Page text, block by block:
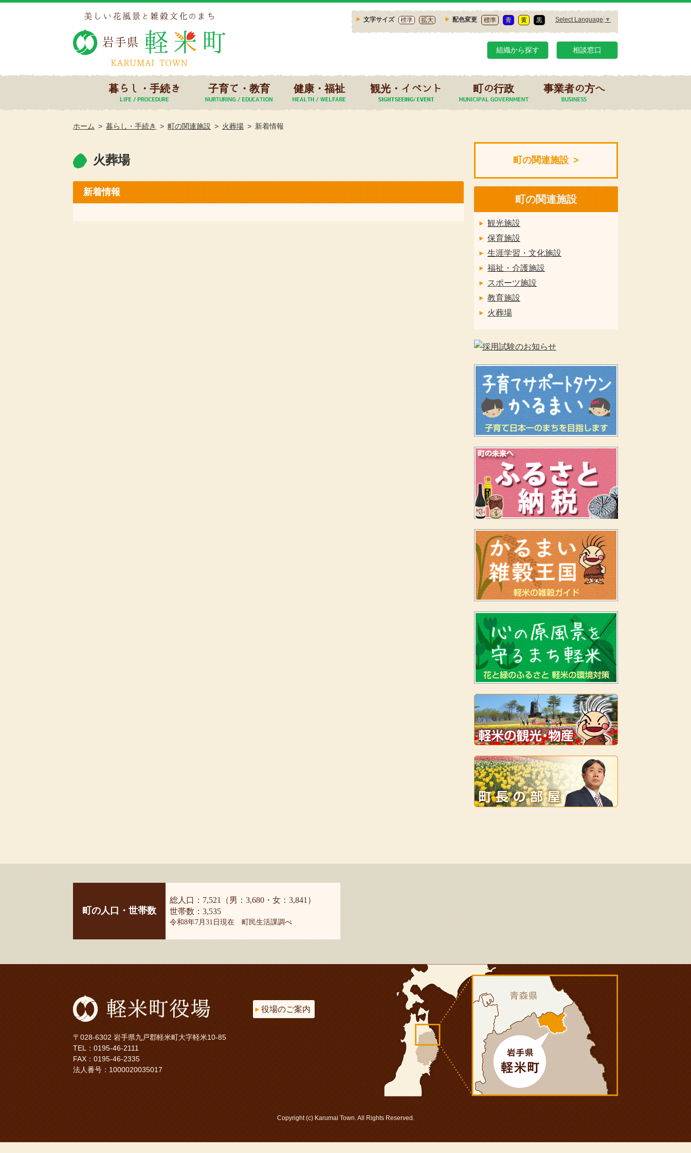
文字サイズ 標準 拡大 配色変更 標準 青 黄 黒 Select Language ▼
組織から探す 相談窓口
暮らし・手続き 子育て・教育 健康・福祉 観光・イベント 町の行政 事業者の方へ
ホーム 暮らし・手続き 町の関連施設 火葬場 新着情報
火葬場
新着情報
町の関連施設
町の関連施設
観光施設
保育施設
生涯学習・文化施設
福祉・介護施設
スポーツ施設
教育施設
火葬場
町の人口・世帯数
総人口：7,521（男：3,680・女：3,841）
世帯数：3,535
令和8年7月31日現在 町民生活課調べ
〒028-6302 岩手県九戸郡軽米町大字軽米10-85
TEL： 0195-46-2111
FAX：0195-46-2335
法人番号：1000020035017
役場のご案内
Copyright (c) Karumai Town. All Rights Reserved.